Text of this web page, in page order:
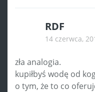
RDF
14 czerwca,
zła analogia.
kupiłbyś wodę od
o tym, że to co